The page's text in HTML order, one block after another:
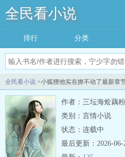
全民看小说
排行 分类
全民看小说 >小狐狸他实在撩不动了最新章
作者：三坛海烩藕粉
类别：言情小说
状态：连载中
最后更新：2026-06-